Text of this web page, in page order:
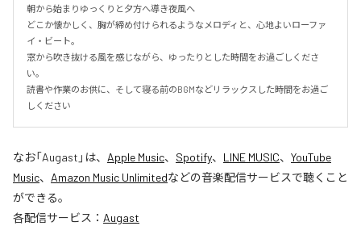
朝から始まりゆっくりと夕方へ導き夜風へ
どこか懐かしく、胸が締め付けられるようなメロディと、心地よいローファ
イ・ビート。
窓から吹き抜ける風を感じながら、ゆったりとした時間をお過ごしくださ
い。
読書や作業のお供に、そして寝る前のBGMなどリラックスした時間をお過ご
しください
なお「Augast 」は、 Apple Music、 Spotify、 LINE MUSIC、 YouTube
Music、 Amazon Music Unlimitedなどの音楽配信サービスで聴くこと
ができる。
各配信サービス： Augast